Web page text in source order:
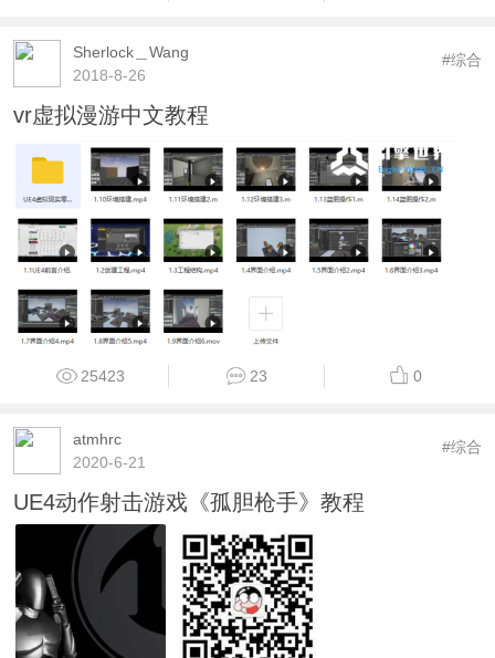
Sherlock＿Wang
2018-8-26
#综合
vr虚拟漫游中文教程
25423 23 0
atmhrc
2020-6-21
#综合
UE4动作射击游戏《孤胆枪手》教程